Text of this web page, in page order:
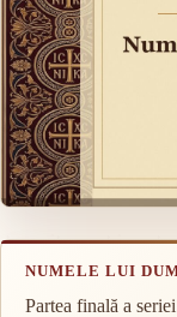
NUMELE LUI
Partea finală a